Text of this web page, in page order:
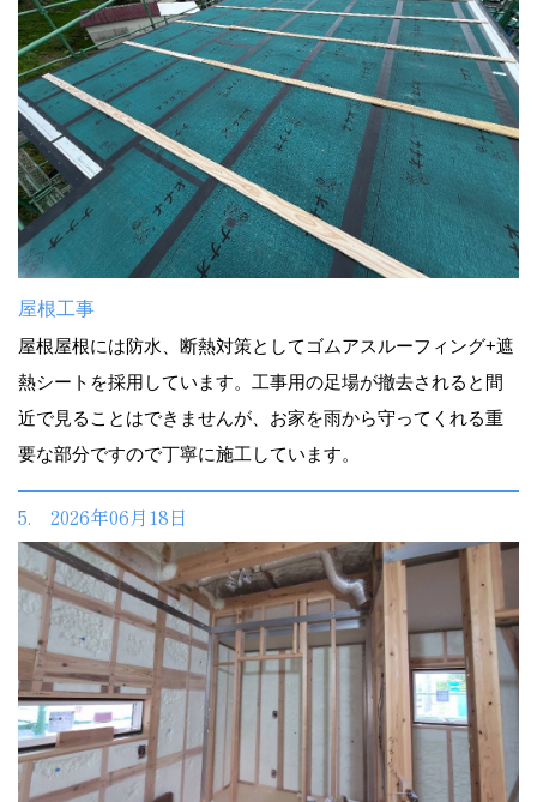
屋根工事
屋根屋根には防水、断熱対策としてゴムアスルーフィング+遮
熱シートを採用しています。工事用の足場が撤去されると間
近で見ることはできませんが、お家を雨から守ってくれる重
要な部分ですので丁寧に施工しています。
5. 2026年06月18日